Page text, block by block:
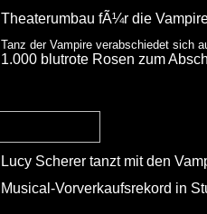
Theaterumbau fÃ¼r die
Tanz der Vampire verabschiedet sich
1.000 blutrote Rosen zum
Lucy Scherer tanzt mit den
Musical-Vorverkaufsrekord in